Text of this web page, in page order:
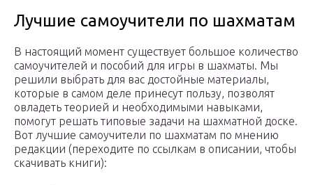
Лучшие самоучители по шахматам
В настоящий момент существует большое количество
самоучителей и пособий для игры в шахматы. Мы
решили выбрать для вас достойные материалы,
которые в самом деле принесут пользу, позволят
овладеть теорией и необходимыми навыками,
помогут решать типовые задачи на шахматной доске.
Вот лучшие самоучители по шахматам по мнению
редакции (переходите по ссылкам в описании, чтобы
скачивать книги):